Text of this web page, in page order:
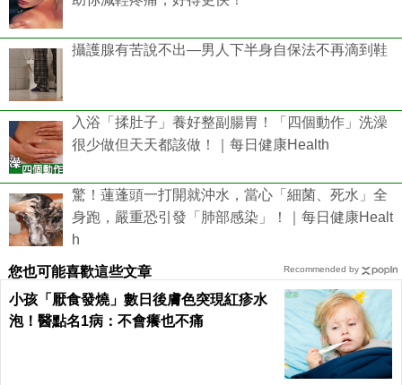
攝護腺有苦說不出—男人下半身自保法不再滴到鞋
入浴「揉肚子」養好整副腸胃！「四個動作」洗澡
很少做但天天都該做！｜每日健康Health
驚！蓮蓬頭一打開就沖水，當心「細菌、死水」全
身跑，嚴重恐引發「肺部感染」！｜每日健康Healt
h
您也可能喜歡這些文章
小孩「厭食發燒」數日後膚色突現紅疹水
泡！醫點名1病：不會癢也不痛
Recommended by